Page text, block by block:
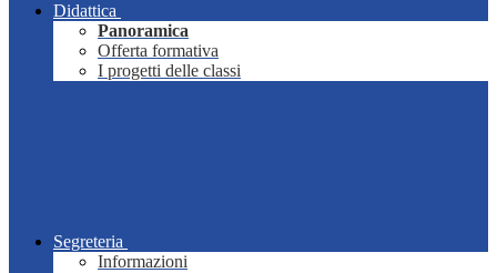
Didattica
Panoramica
Offerta formativa
I progetti delle classi
Segreteria
Informazioni